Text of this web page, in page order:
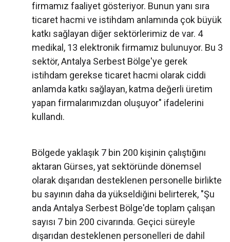
firmamız faaliyet gösteriyor. Bunun yanı sıra
ticaret hacmi ve istihdam anlamında çok büyük
katkı sağlayan diğer sektörlerimiz de var. 4
medikal, 13 elektronik firmamız bulunuyor. Bu 3
sektör, Antalya Serbest Bölge'ye gerek
istihdam gerekse ticaret hacmi olarak ciddi
anlamda katkı sağlayan, katma değerli üretim
yapan firmalarımızdan oluşuyor" ifadelerini
kullandı.
Bölgede yaklaşık 7 bin 200 kişinin çalıştığını
aktaran Gürses, yat sektöründe dönemsel
olarak dışarıdan desteklenen personelle birlikte
bu sayının daha da yükseldiğini belirterek, "Şu
anda Antalya Serbest Bölge'de toplam çalışan
sayısı 7 bin 200 civarında. Geçici süreyle
dışarıdan desteklenen personelleri de dahil